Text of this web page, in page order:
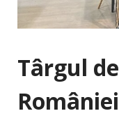
Târgul